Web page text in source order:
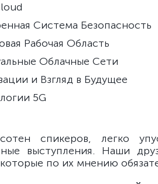
Система Безопасность
Рабочая Область
Облачные Сети
и Взгляд в Будущее
5G
спикеров, легко
выступления. Наши
по их мнению